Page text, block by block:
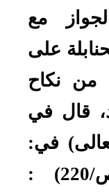
مع
على
من نكاح
قال في
في:
“التنقيح المشبع” (ص/220) :